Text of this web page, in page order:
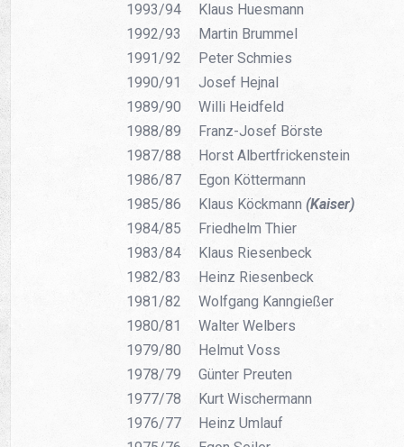
1993/94
Klaus Huesmann
1992/93
Martin Brummel
1991/92
Peter Schmies
1990/91
Josef Hejnal
1989/90
Willi Heidfeld
1988/89
Franz-Josef Börste
1987/88
Horst Albertfrickenstein
1986/87
Egon Köttermann
1985/86
Klaus Köckmann (Kaiser)
1984/85
Friedhelm Thier
1983/84
Klaus Riesenbeck
1982/83
Heinz Riesenbeck
1981/82
Wolfgang Kanngießer
1980/81
Walter Welbers
1979/80
Helmut Voss
1978/79
Günter Preuten
1977/78
Kurt Wischermann
1976/77
Heinz Umlauf